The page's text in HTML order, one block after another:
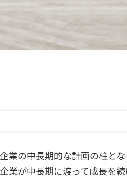
企業の中長期的な計画の柱と
企業が中長期に渡って成長を